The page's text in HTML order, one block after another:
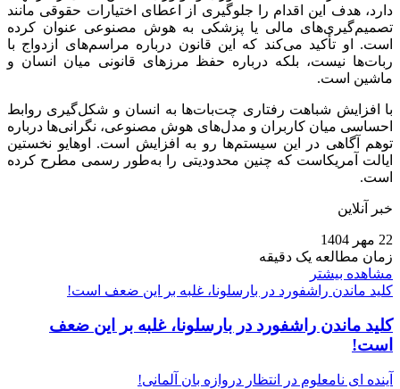
دارد، هدف این اقدام را جلوگیری از اعطای اختیارات حقوقی مانند
تصمیم‌گیری‌های مالی یا پزشکی به هوش مصنوعی عنوان کرده
است. او تأکید می‌کند که این قانون درباره مراسم‌های ازدواج با
ربات‌ها نیست، بلکه درباره حفظ مرزهای قانونی میان انسان و
ماشین است.
با افزایش شباهت رفتاری چت‌بات‌ها به انسان و شکل‌گیری روابط
احساسی میان کاربران و مدل‌های هوش مصنوعی، نگرانی‌ها درباره
توهم آگاهی در این سیستم‌ها رو به افزایش است. اوهایو نخستین
ایالت آمریکاست که چنین محدودیتی را به‌طور رسمی مطرح کرده
است.
خبر آنلاین
22 مهر 1404
زمان مطالعه یک دقیقه
مشاهده بیشتر
کلید ماندن راشفورد در بارسلونا، غلبه بر این ضعف است!
کلید ماندن راشفورد در بارسلونا، غلبه بر این ضعف
است!
آینده‌ ای نامعلوم در انتظار دروازه‌ بان آلمانی!